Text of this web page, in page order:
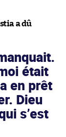
a dû
était
en prêt
Dieu
s’est